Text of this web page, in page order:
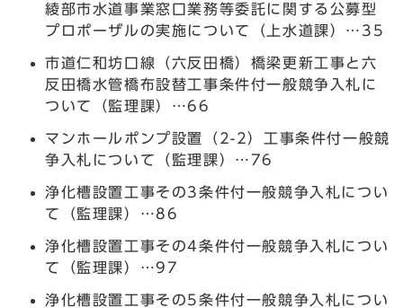
綾部市水道事業窓口業務等委託に関する公募型
プロポーザルの実施について（上水道課）…35
市道仁和坊口線（六反田橋）橋梁更新工事と六
反田橋水管橋布設替工事条件付一般競争入札に
ついて（監理課）…66
マンホールポンプ設置（2-2）工事条件付一般競
争入札について（監理課）…76
浄化槽設置工事その3条件付一般競争入札につい
て（監理課）…86
浄化槽設置工事その4条件付一般競争入札につい
て（監理課）…97
浄化槽設置工事その5条件付一般競争入札につい